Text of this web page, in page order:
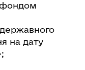
державного
на дату